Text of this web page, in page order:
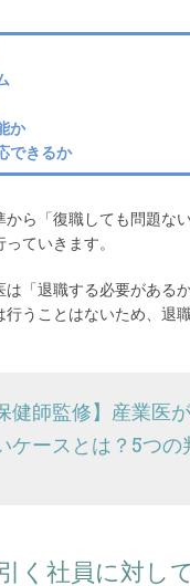
か
できるか
から「復職しても問題な
ていきます。
は「退職する必要がある
行うことはないため、退
健師監修】産業医
ケースとは？5つの
く社員に対し